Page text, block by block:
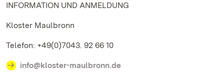
INFORMATION UND ANMELDUNG
Kloster Maulbronn
Telefon: +49(0)7043. 92 66 10
info@kloster-maulbronn.de